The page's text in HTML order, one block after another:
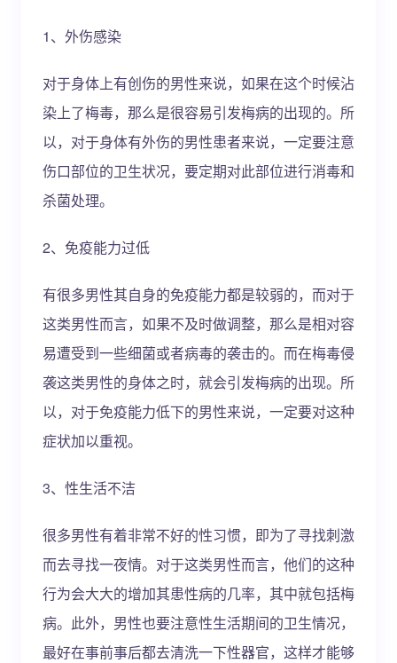
1、外伤感染
对于身体上有创伤的男性来说，如果在这个时候沾
染上了梅毒，那么是很容易引发梅病的出现的。所
以，对于身体有外伤的男性患者来说，一定要注意
伤口部位的卫生状况，要定期对此部位进行消毒和
杀菌处理。
2、免疫能力过低
有很多男性其自身的免疫能力都是较弱的，而对于
这类男性而言，如果不及时做调整，那么是相对容
易遭受到一些细菌或者病毒的袭击的。而在梅毒侵
袭这类男性的身体之时，就会引发梅病的出现。所
以，对于免疫能力低下的男性来说，一定要对这种
症状加以重视。
3、性生活不洁
很多男性有着非常不好的性习惯，即为了寻找刺激
而去寻找一夜情。对于这类男性而言，他们的这种
行为会大大的增加其患性病的几率，其中就包括梅
病。此外，男性也要注意性生活期间的卫生情况，
最好在事前事后都去清洗一下性器官，这样才能够